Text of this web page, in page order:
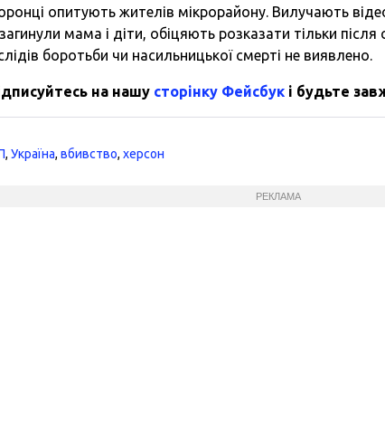
опитують жителів мікрорайону. Вилучають
мама і діти, обіцяють розказати тільки
боротьби чи насильницької смерті не виявлено.
на нашу сторінку Фейсбук і будьте
,Україна,вбивство,херсон
РЕКЛАМА